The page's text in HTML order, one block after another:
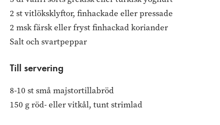
2 st vitlöksklyftor, finhackade eller pressade
2 msk färsk eller fryst finhackad koriander
Salt och svartpeppar
Till servering
8-10 st små majstortillabröd
150 g röd- eller vitkål, tunt strimlad